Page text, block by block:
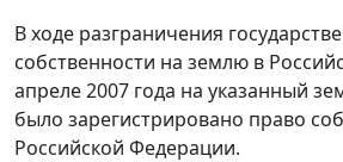
В ходе разграничения
собственности на землю в
апреле 2007 года на указанный
было зарегистрировано право
Российской Федерации.